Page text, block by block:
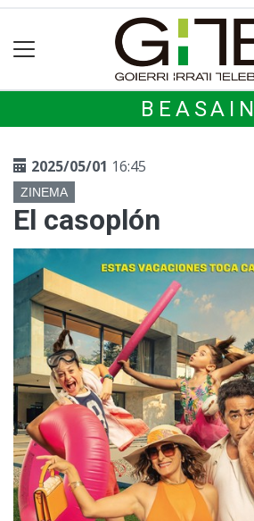
BEASAIN
2025/05/01 16:45
ZINEMA
El casoplón